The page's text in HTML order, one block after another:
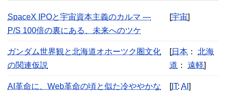
SpaceX IPOと宇宙資本主義のカルマ —
P/S 100倍の裏にある、未来へのツケ
[宇宙]
ガンダム世界観と北海道オホーツク圏文化
の関連仮説
[日本 ： 北海
道 ： 遠軽]
AI革命に、Web革命の頃と似た冷ややかな
[IT: AI ]